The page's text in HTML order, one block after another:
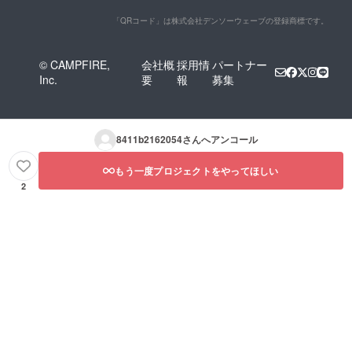
「QRコード」は株式会社デンソーウェーブの登録商標です。
© CAMPFIRE,
Inc.
会社概
要
採用情
報
パートナー
募集
8411b2162054さんへアンコール
2
もう一度プロジェクトをやってほしい